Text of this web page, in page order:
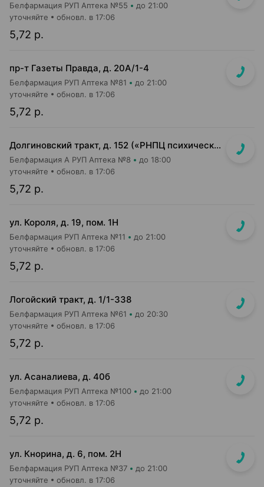
Белфармация РУП Аптека №55 до 21:00
5,72 р.
уточняйте обновл. в 17:06
пр-т Газеты Правда, д. 20A/1-4
Белфармация РУП Аптека №81 до 21:00
5,72 р.
уточняйте обновл. в 17:06
Долгиновский тракт, д. 152 («РНПЦ психического здоровья»)
Белфармация А РУП Аптека №8 до 18:00
5,72 р.
уточняйте обновл. в 17:06
ул. Короля, д. 19, пом. 1Н
Белфармация РУП Аптека №11 до 21:00
5,72 р.
уточняйте обновл. в 17:06
Логойский тракт, д. 1/1-338
Белфармация РУП Аптека №61 до 20:30
5,72 р.
уточняйте обновл. в 17:06
ул. Асаналиева, д. 40б
Белфармация РУП Аптека №100 до 21:00
5,72 р.
уточняйте обновл. в 17:06
ул. Кнорина, д. 6, пом. 2Н
Белфармация РУП Аптека №37 до 21:00
уточняйте обновл. в 17:06